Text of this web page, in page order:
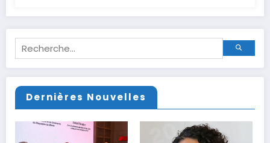
Dernières Nouvelles